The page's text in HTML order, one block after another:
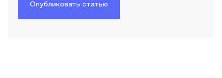
Опубликовать статью